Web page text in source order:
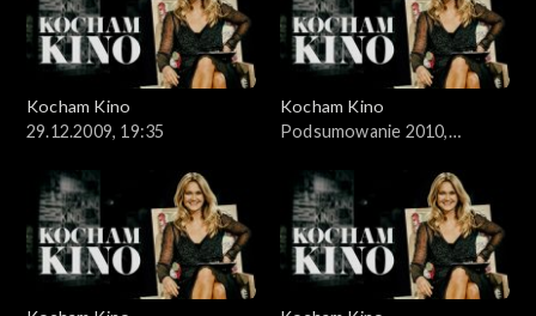
Kocham Kino
29.12.2009, 19:35
Kocham Kino
Podsumowanie 2010,